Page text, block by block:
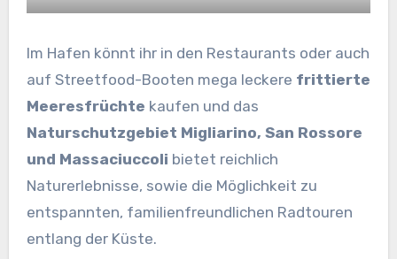
Im Hafen könnt ihr in den Restaurants oder auch
auf Streetfood-Booten mega leckere frittierte
Meeresfrüchte kaufen und das
Naturschutzgebiet Migliarino, San Rossore
und Massaciuccoli bietet reichlich
Naturerlebnisse, sowie die Möglichkeit zu
entspannten, familienfreundlichen Radtouren
entlang der Küste.